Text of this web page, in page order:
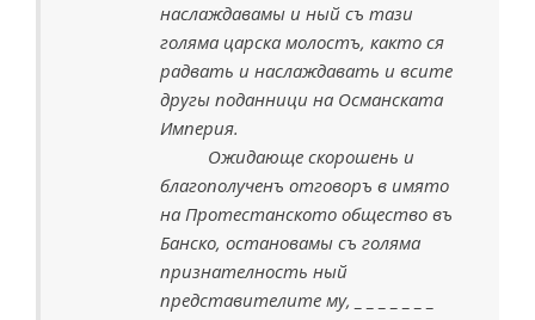
наслаждавамы и ный съ тази
голяма царска молостъ, както ся
радвать и наслаждавать и всите
другы поданници на Османската
Империя.
Ожидающе скорошень и
благополученъ отговоръ в имято
на Протестанското общество въ
Банско, остановамы съ голяма
признателность ный
представителите му, _ _ _ _ _ _ _